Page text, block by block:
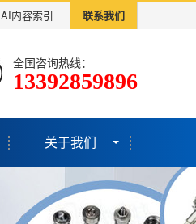
AI内容索引 联系我们
全国咨询热线：
13392859896
关于我们